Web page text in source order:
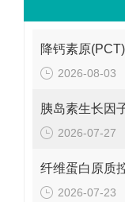
降钙素原
2026-08-03
2026-07-27
2026-07-23